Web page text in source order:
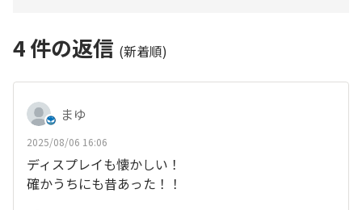
4件の返信 (新着順)
まゆ
2025/08/06 16:06
ディスプレイも懐かしい！
確かうちにも昔あった！！